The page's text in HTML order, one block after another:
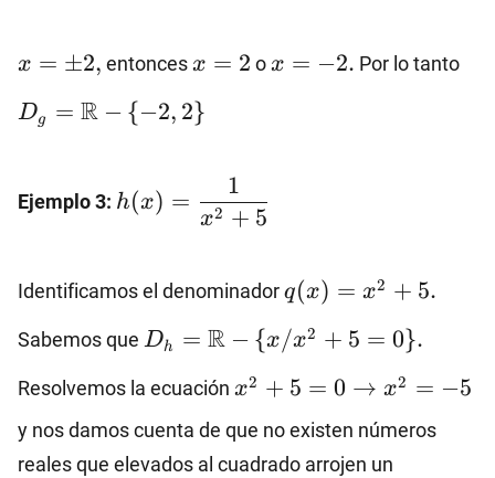
x=±2,
x = ±2, entoncesx=2
x = 2 ox=-2.
x = −2. Por lo tanto
Dg = R − {−2, 2}
Ejemplo 3:
h(x)=\dfrac{1}
{x^2+5}
h(x) =
x2 + 5
1
Identificamos el denominador q(x)=x^2+5.
q(x) = x2 + 5.
Sabemos que D_h=\mathbb{R}-
\{x/x^2+5=0\}.
Dh = R − {x/x2 + 5 = 0}.
Resolvemos la ecuación x^2+5=0→x^2=-5
x2 + 5 = 0 → x2 = −5
y nos damos cuenta de que no existen números
reales que elevados al cuadrado arrojen un